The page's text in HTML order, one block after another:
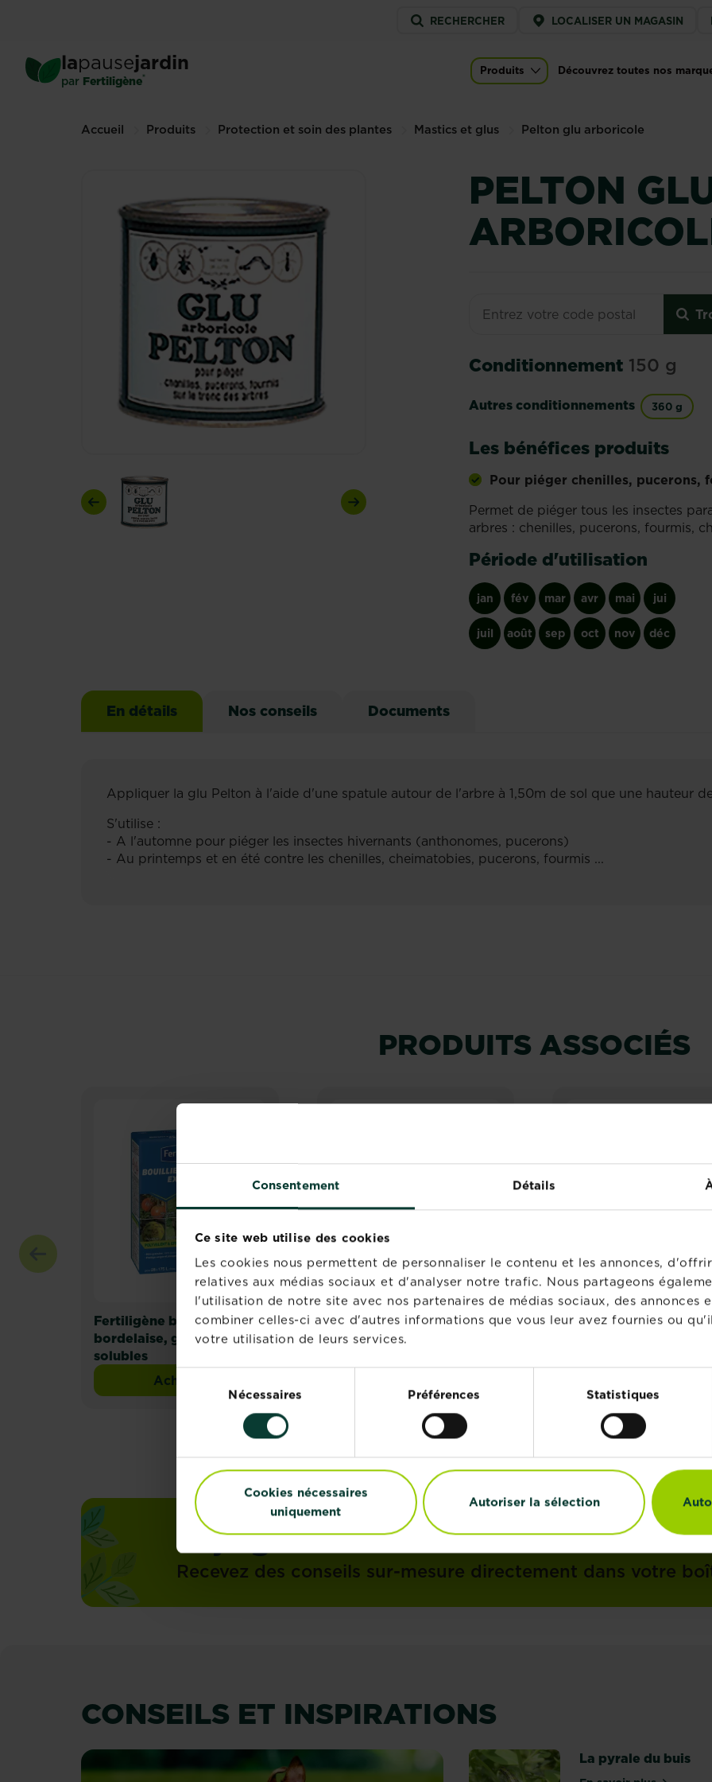
Consentement Détails
Ce site web utilise des cookies
Les cookies nous permettent de personnaliser le contenu et les annonces,
relatives aux médias sociaux et d'analyser notre trafic. Nous partageons
l'utilisation de notre site avec nos partenaires de médias sociaux, des annonces
combiner celles-ci avec d'autres informations que vous leur avez fournies ou
votre utilisation de leurs services.
Sélection
du
consentement
Nécessaires Préférences Statistiques
Cookies nécessaires
uniquement
Autoriser la sélection
content
Service
menu
RECHERCHER LOCALISER UN MAGASIN
lapausejardin
par Fertiligène® Main navigation
Produits Découvrez toutes nos
Accueil Produits Protection et soin des plantes Mastics et glus Pelton glu arboricole
Previous Next
PELTON
Conditionnement 150 g
Autres conditionnements 360 g
Les bénéfices produits
Pour piéger chenilles, pucerons,
Permet de piéger tous les insectes
arbres : chenilles, pucerons, fourmis,
Période d'utilisation
jan fév mar avr mai jui
juil août sep oct nov déc
En détails Nos conseils Documents
Appliquer la glu Pelton à l'aide d'une spatule autour de l'arbre à 1,50m de sol que une hauteur
S'utilise :
- A l'automne pour piéger les insectes hivernants (anthonomes, pucerons)
- Au printemps et en été contre les chenilles, cheimatobies, pucerons, fourmis ...
Pelton glu arboricole
150 g (Autres tailles disponibles)
PRODUITS ASSOCIÉS
Fertiligène bouillie
bordelaise, granulés
solubles
AcheterFertiligène bouillie bordelaise, granulés solubles
KB bouillie bordelaise,
granulés solubles
Fertiligène solution
Rejoignez la newsletter La Pause
Recevez des conseils sur-mesure directement dans votre
CONSEILS ET INSPIRATIONS
La pyrale du buis